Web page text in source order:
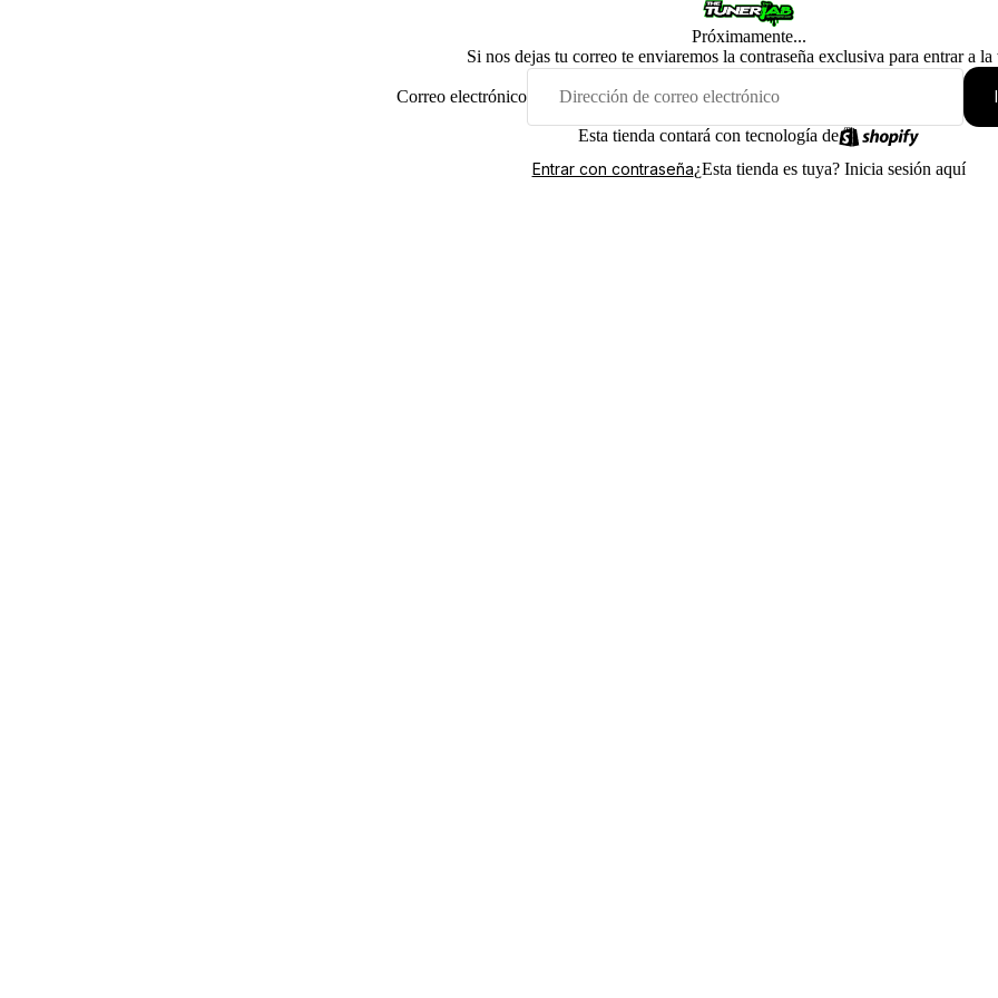
Próximamente...
Si nos dejas tu correo te enviaremos la contraseña exclusiva para entrar a la
Correo electrónico
Esta tienda contará con tecnología de
Entrar con contraseña¿Esta tienda es tuya? Inicia sesión aquí